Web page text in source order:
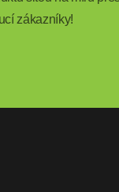
zákazníky!